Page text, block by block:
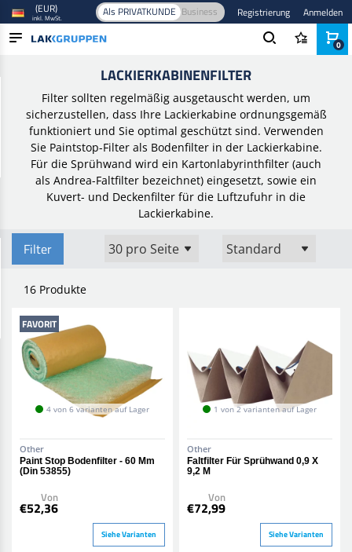
BRANCHEN
MARKEN
BLOG
(EUR)
inkl. MwSt. Als PRIVATKUNDE Business Registrierung Anmelden
LACKIERKABINENFILTER
Filter sollten regelmäßig ausgetauscht werden, um
sicherzustellen, dass Ihre Lackierkabine ordnungsgemäß
funktioniert und Sie optimal geschützt sind. Verwenden
Sie Paintstop-Filter als Bodenfilter in der Lackierkabine.
Für die Sprühwand wird ein Kartonlabyrinthfilter (auch
als Andrea-Faltfilter bezeichnet) eingesetzt, sowie ein
Kuvert- und Deckenfilter für die Luftzufuhr in die
Lackierkabine.
Filter
16 Produkte
FAVORIT
4 von 6 varianten auf Lager
Other
Paint Stop Bodenfilter - 60 Mm
(Din 53855)
Von
€52,36
Siehe Varianten
1 von 2 varianten auf Lager
Other
Faltfilter Für Sprühwand 0,9 X
9,2 M
Von
€72,99
Siehe Varianten
0